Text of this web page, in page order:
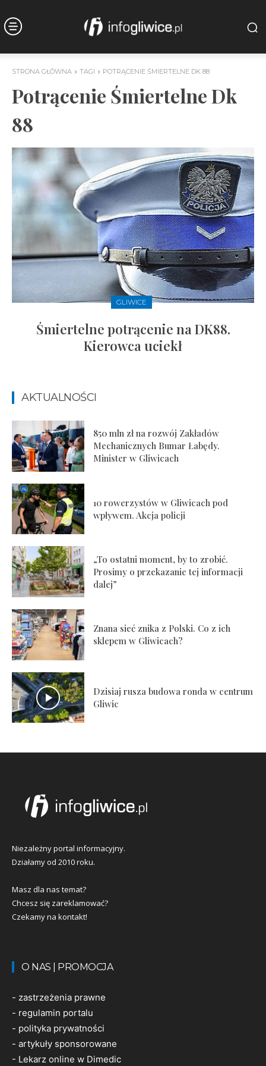
STRONA GŁÓWNA TAGI POTRĄCENIE ŚMIERTELNE DK 88
Potrącenie Śmiertelne Dk
88
GLIWICE
Śmiertelne potrącenie na DK88.
Kierowca uciekł
AKTUALNOŚCI
850 mln zł na rozwój Zakładów
Mechanicznych Bumar Łabędy.
Minister w Gliwicach
10 rowerzystów w Gliwicach pod
wpływem. Akcja policji
„To ostatni moment, by to zrobić.
Prosimy o przekazanie tej informacji
dalej”
Znana sieć znika z Polski. Co z ich
sklepem w Gliwicach?
Dzisiaj rusza budowa ronda w centrum
Gliwic
Niezależny portal informacyjny.
Działamy od 2010 roku.
Masz dla nas temat?
Chcesz się zareklamować?
Czekamy na kontakt!
O NAS | PROMOCJA
- zastrzeżenia prawne
- regulamin portalu
- polityka prywatności
- artykuły sponsorowane
- Lekarz online w Dimedic